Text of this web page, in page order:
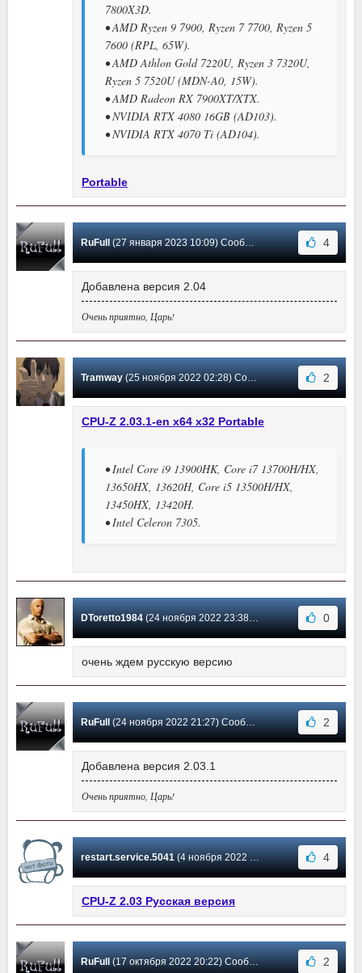
7800X3D.
• AMD Ryzen 9 7900, Ryzen 7 7700, Ryzen 5
7600 (RPL, 65W).
• AMD Athlon Gold 7220U, Ryzen 3 7320U,
Ryzen 5 7520U (MDN-A0, 15W).
• AMD Radeon RX 7900XT/XTX.
• NVIDIA RTX 4080 16GB (AD103).
• NVIDIA RTX 4070 Ti (AD104).
Portable
RuFull(27 января 2023 10:09) Сообщение #380 4
Добавлена версия 2.04
Очень приятно, Царь!
Tramway(25 ноября 2022 02:28) Сообщение #379 2
CPU-Z 2.03.1-en x64 x32 Portable
• Intel Core i9 13900HK, Core i7 13700H/HX,
13650HX, 13620H, Core i5 13500H/HX,
13450HX, 13420H.
• Intel Celeron 7305.
DToretto1984(24 ноября 2022 23:38) Сообщение #378 0
очень ждем русскую версию
RuFull(24 ноября 2022 21:27) Сообщение #377 2
Добавлена версия 2.03.1
Очень приятно, Царь!
restart.service.5041(4 ноября 2022 22:16) Сообщение #376 4
CPU-Z 2.03 Русская версия
RuFull(17 октября 2022 20:22) Сообщение #375 2